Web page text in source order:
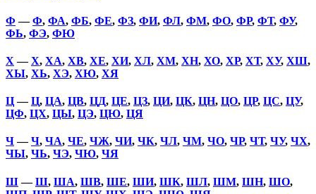
Ф —Ф, ФА, ФБ, ФЕ, ФЗ, ФИ, ФЛ, ФМ, ФО, ФР, ФТ, ФУ,
ФЬ, ФЭ, ФЮ
Х —Х, ХА, ХВ, ХЕ, ХИ, ХЛ, ХМ, ХН, ХО, ХР, ХТ, ХУ, ХШ,
ХЫ, ХЬ, ХЭ, ХЮ, ХЯ
Ц—Ц, ЦА, ЦВ, ЦД, ЦЕ, ЦЗ, ЦИ, ЦК, ЦН, ЦО, ЦР, ЦС, ЦУ,
ЦФ, ЦХ, ЦЫ, ЦЭ, ЦЮ, ЦЯ
Ч—Ч, ЧА, ЧЕ, ЧЖ, ЧИ, ЧК, ЧЛ, ЧМ, ЧО, ЧР, ЧТ, ЧУ, ЧХ,
ЧЫ, ЧЬ, ЧЭ, ЧЮ, ЧЯ
Ш—Ш, ША, ШВ, ШЕ, ШИ, ШК, ШЛ, ШМ, ШН, ШО,